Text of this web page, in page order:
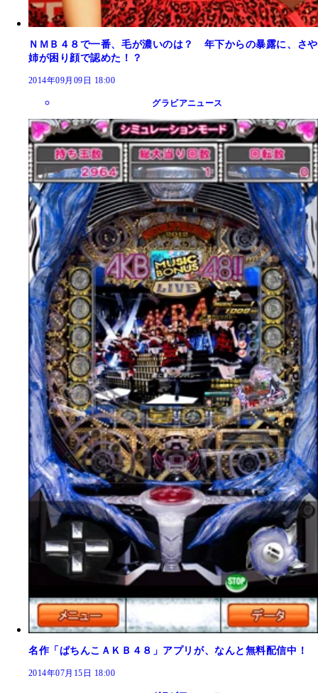
ＮＭＢ４８で一番、毛が濃いのは？ 年下からの暴露に、さや
姉が困り顔で認めた！？
2014年09月09日 18:00
グラビアニュース
名作「ぱちんこＡＫＢ４８」アプリが、なんと無料配信中！
2014年07月15日 18:00